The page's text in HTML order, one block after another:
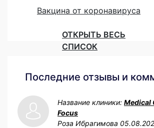
Вакцина от коронавируса
ОТКРЫТЬ ВЕСЬ
СПИСОК
Последние отзывы и
Название клиники: Medical
Focus
Роза Ибрагимова